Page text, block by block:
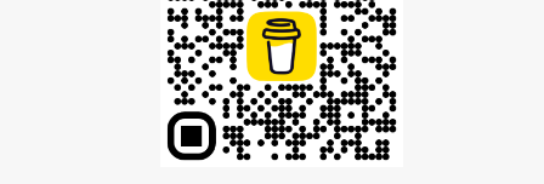
ESCREVER ESCRITA ESCUTA
ESCUTAR ESLAVA ESPANHOL
ESPERANTISTAS ESPERANTO
ESTILO ESTRANGEIRO